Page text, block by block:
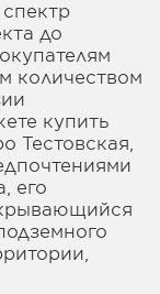
до
количеством
купить
Тестовская,
его